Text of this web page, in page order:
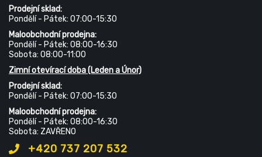
Prodejní sklad:
Pondělí - Pátek: 07:00-15:30
Maloobchodní prodejna:
Pondělí - Pátek: 08:00-16:30
Sobota: 08:00-11:00
Zimní otevírací doba (Leden a Únor)
Prodejní sklad:
Pondělí - Pátek: 07:00-15:30
Maloobchodní prodejna:
Pondělí - Pátek: 08:00-16:30
Sobota: ZAVŘENO
+420 737 207 532